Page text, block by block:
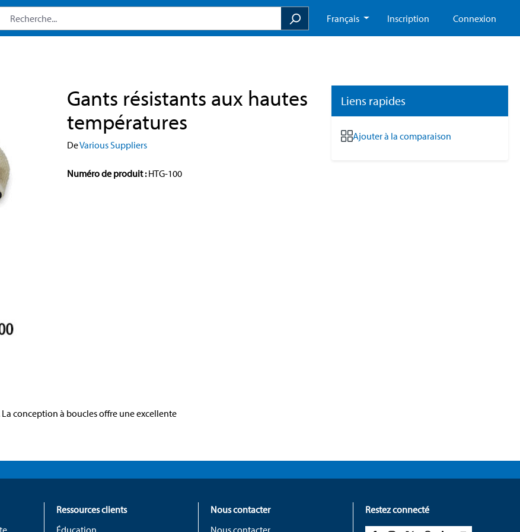
Français Inscription Connexion
Gants résistants aux hautes
températures
DeVarious Suppliers
Numéro de produit :HTG-100
Liens rapides
Ajouter à la comparaison
La conception à boucles offre une excellente
Ressources clients
Nous contacter
Restez connecté